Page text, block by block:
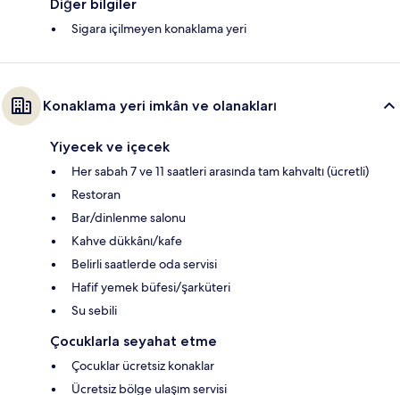
Diğer bilgiler
Sigara içilmeyen konaklama yeri
Konaklama yeri imkân ve olanakları
Yiyecek ve içecek
Her sabah 7 ve 11 saatleri arasında tam kahvaltı (ücretli)
Restoran
Bar/dinlenme salonu
Kahve dükkânı/kafe
Belirli saatlerde oda servisi
Hafif yemek büfesi/şarküteri
Su sebili
Çocuklarla seyahat etme
Çocuklar ücretsiz konaklar
Ücretsiz bölge ulaşım servisi